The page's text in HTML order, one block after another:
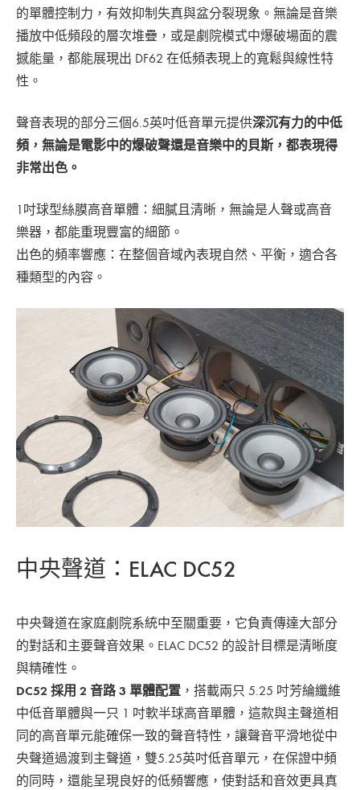
的單體控制力，有效抑制失真與盆分裂現象。無論是音樂
播放中低頻段的層次堆疊，或是劇院模式中爆破場面的震
撼能量，都能展現出 DF62 在低頻表現上的寬鬆與線性特
性。
聲音表現的部分三個6.5英吋低音單元提供深沉有力的中低
頻，無論是電影中的爆破聲還是音樂中的貝斯，都表現得
非常出色。
1吋球型絲膜高音單體：細膩且清晰，無論是人聲或高音
樂器，都能重現豐富的細節。
出色的頻率響應：在整個音域內表現自然、平衡，適合各
種類型的內容。
中央聲道：ELAC DC52
中央聲道在家庭劇院系統中至關重要，它負責傳達大部分
的對話和主要聲音效果。ELAC DC52 的設計目標是清晰度
與精確性。
DC52 採用 2 音路 3 單體配置 ，搭載兩只 5.25 吋芳綸纖維
中低音單體與一只 1 吋軟半球高音單體，這款與主聲道相
同的高音單元能確保一致的聲音特性，讓聲音平滑地從中
央聲道過渡到主聲道，雙5.25英吋低音單元，在保證中頻
的同時，還能呈現良好的低頻響應，使對話和音效更具真